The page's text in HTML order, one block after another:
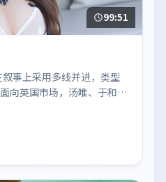
99:51
事上采用多线并进，类型
向英国市场，汤唯、于和
动关键反转，结尾留白引发